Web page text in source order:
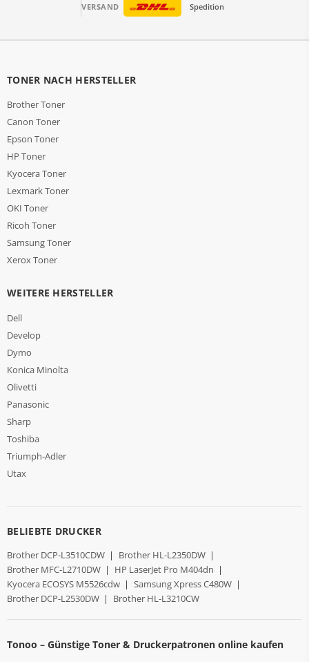
VERSAND Spedition
TONER NACH HERSTELLER
Brother Toner
Canon Toner
Epson Toner
HP Toner
Kyocera Toner
Lexmark Toner
OKI Toner
Ricoh Toner
Samsung Toner
Xerox Toner
WEITERE HERSTELLER
Dell
Develop
Dymo
Konica Minolta
Olivetti
Panasonic
Sharp
Toshiba
Triumph-Adler
Utax
BELIEBTE DRUCKER
Brother DCP-L3510CDW | Brother HL-L2350DW |
Brother MFC-L2710DW | HP LaserJet Pro M404dn |
Kyocera ECOSYS M5526cdw | Samsung Xpress C480W |
Brother DCP-L2530DW | Brother HL-L3210CW
Tonoo – Günstige Toner & Druckerpatronen online kaufen